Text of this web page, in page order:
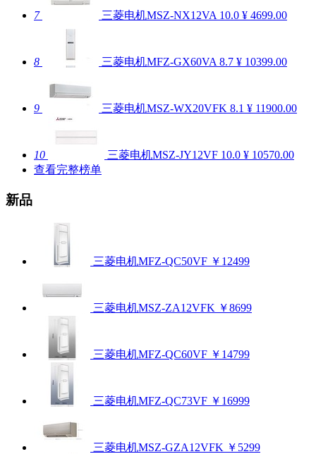
7 三菱电机MSZ-NX12VA 10.0 ¥ 4699.00
8 三菱电机MFZ-GX60VA 8.7 ¥ 10399.00
9 三菱电机MSZ-WX20VFK 8.1 ¥ 11900.00
10 三菱电机MSZ-JY12VF 10.0 ¥ 10570.00
查看完整榜单
新品
三菱电机MFZ-QC50VF ￥12499
三菱电机MSZ-ZA12VFK ￥8699
三菱电机MFZ-QC60VF ￥14799
三菱电机MFZ-QC73VF ￥16999
三菱电机MSZ-GZA12VFK ￥5299